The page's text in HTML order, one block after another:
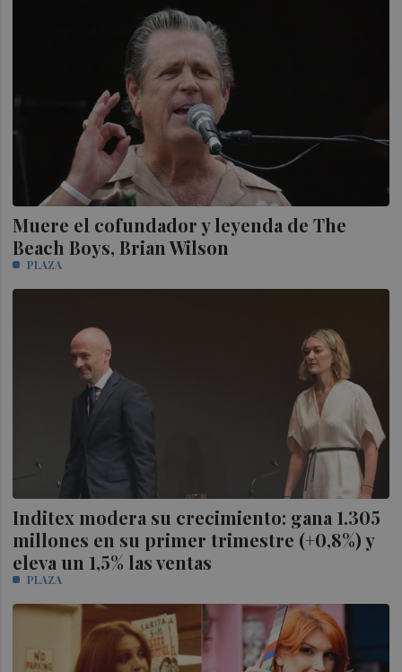
Muere el cofundador y leyenda de The
Beach Boys, Brian Wilson
PLAZA
Inditex modera su crecimiento: gana 1.305
millones en su primer trimestre (+0,8%) y
eleva un 1,5% las ventas
PLAZA